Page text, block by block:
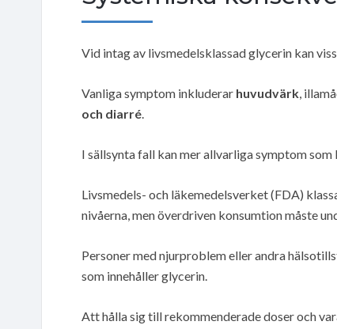
Vid intag av livsmedelsklassad glycerin kan
Vanliga symptom inkluderar huvudvärk,
och diarré.
I sällsynta fall kan mer allvarliga symptom
Livsmedels- och läkemedelsverket (FDA)
nivåerna, men överdriven konsumtion måste
Personer med njurproblem eller andra
som innehåller glycerin.
Att hålla sig till rekommenderade doser och